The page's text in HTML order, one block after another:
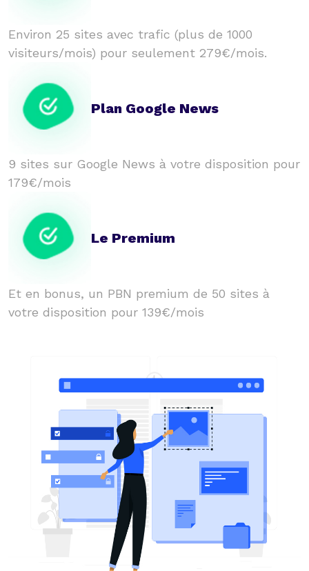
Environ 25 sites avec trafic (plus de 1000
visiteurs/mois) pour seulement 279€/mois.
Plan Google News
9 sites sur Google News à votre disposition pour
179€/mois
Le Premium
Et en bonus, un PBN premium de 50 sites à
votre disposition pour 139€/mois